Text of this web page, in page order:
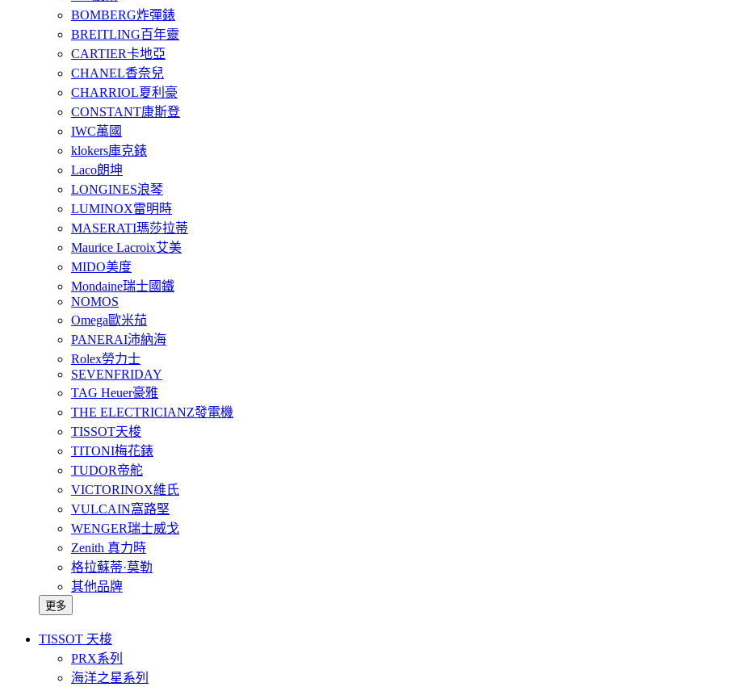
BOMBERG炸彈錶
BREITLING百年靈
CARTIER卡地亞
CHANEL香奈兒
CHARRIOL夏利豪
CONSTANT康斯登
IWC萬國
klokers庫克錶
Laco朗坤
LONGINES浪琴
LUMINOX雷明時
MASERATI瑪莎拉蒂
Maurice Lacroix艾美
MIDO美度
Mondaine瑞士國鐵
NOMOS
Omega歐米茄
PANERAI沛納海
Rolex勞力士
SEVENFRIDAY
TAG Heuer豪雅
THE ELECTRICIANZ發電機
TISSOT天梭
TITONI梅花錶
TUDOR帝舵
VICTORINOX維氏
VULCAIN窩路堅
WENGER瑞士威戈
Zenith 真力時
格拉蘇蒂·莫勒
其他品牌
更多
TISSOT 天梭
PRX系列
海洋之星系列